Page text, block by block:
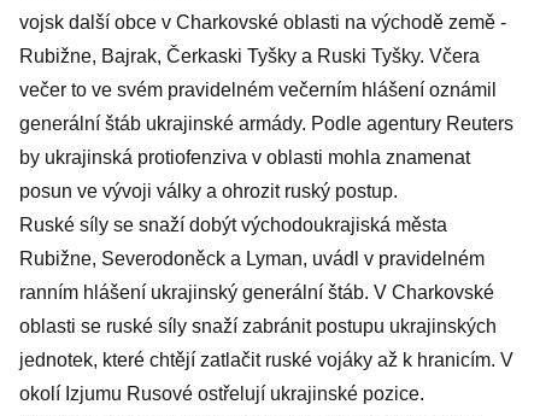
vojsk další obce v Charkovské oblasti na východě země -
Rubižne, Bajrak, Čerkaski Tyšky a Ruski Tyšky. Včera
večer to ve svém pravidelném večerním hlášení oznámil
generální štáb ukrajinské armády. Podle agentury Reuters
by ukrajinská protiofenziva v oblasti mohla znamenat
posun ve vývoji války a ohrozit ruský postup.
Ruské síly se snaží dobýt východoukrajiská města
Rubižne, Severodoněck a Lyman, uvádl v pravidelném
ranním hlášení ukrajinský generální štáb. V Charkovské
oblasti se ruské síly snaží zabránit postupu ukrajinských
jednotek, které chtějí zatlačit ruské vojáky až k hranicím. V
okolí Izjumu Rusové ostřelují ukrajinské pozice.